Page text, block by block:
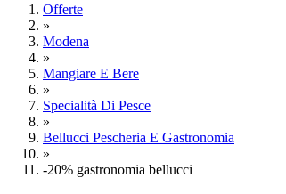
Offerte
»
Modena
»
Mangiare E Bere
»
Specialità Di Pesce
»
Bellucci Pescheria E Gastronomia
»
-20% gastronomia bellucci